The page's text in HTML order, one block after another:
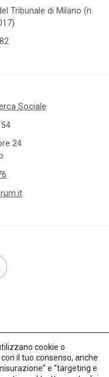
Tribunale di Milano (n.
Sociale
24
cookie o
il tuo consenso, anche
e “targeting e